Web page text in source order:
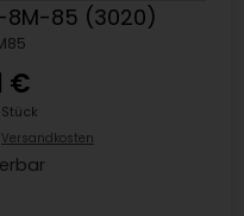
8M-85 (3020)
€
Versandkosten